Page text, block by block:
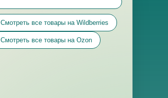
Смотреть все товары на Wildberries
Смотреть все товары на Ozon